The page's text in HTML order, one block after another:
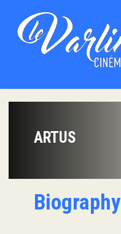
ARTUS
Biography